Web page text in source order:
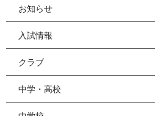
お知らせ
入試情報
クラブ
中学・高校